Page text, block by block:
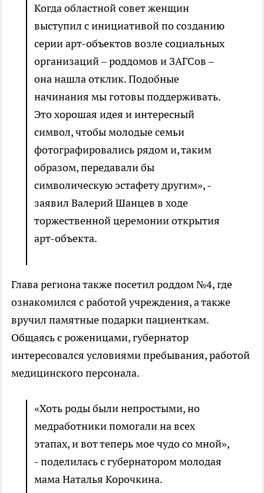
Когда областной совет женщин
выступил с инициативой по созданию
серии арт-объектов возле социальных
организаций – роддомов и ЗАГСов –
она нашла отклик. Подобные
начинания мы готовы поддерживать.
Это хорошая идея и интересный
символ, чтобы молодые семьи
фотографировались рядом и, таким
образом, передавали бы
символическую эстафету другим», -
заявил Валерий Шанцев в ходе
торжественной церемонии открытия
арт-объекта.
Глава региона также посетил роддом №4, где
ознакомился с работой учреждения, а также
вручил памятные подарки пациенткам.
Общаясь с роженицами, губернатор
интересовался условиями пребывания, работой
медицинского персонала.
«Хоть роды были непростыми, но
медработники помогали на всех
этапах, и вот теперь мое чудо со мной»,
- поделилась с губернатором молодая
мама Наталья Корочкина.